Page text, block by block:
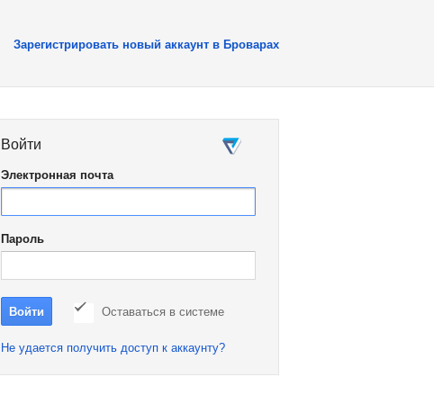
Зарегистрировать новый аккаунт в Броварах
Войти
Электронная почта
Пароль
Оставаться в системе
Не удается получить доступ к аккаунту?